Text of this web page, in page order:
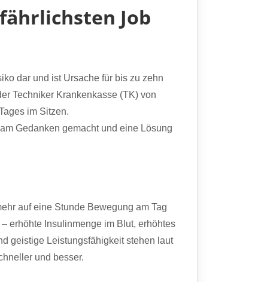
Job
dar und ist Ursache für bis zu zehn
Techniker Krankenkasse (TK) von
im Sitzen.
Gedanken gemacht und eine Lösung
auf eine Stunde Bewegung am Tag
erhöhte Insulinmenge im Blut, erhöhtes
geistige Leistungsfähigkeit stehen laut
und besser.